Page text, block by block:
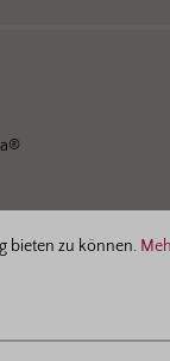
bieten zu können.